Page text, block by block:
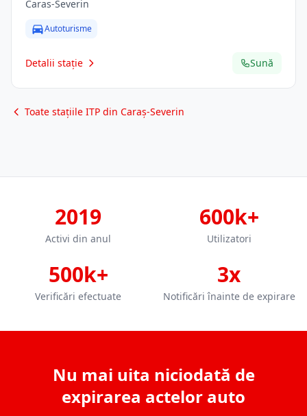
Caras-Severin
Autoturisme
Detalii stație Sună
Toate stațiile ITP din Caraș-Severin
2019
Activi din anul
600k+
Utilizatori
500k+
Verificări efectuate
3x
Notificări înainte de expirare
Nu mai uita niciodată de
expirarea actelor auto